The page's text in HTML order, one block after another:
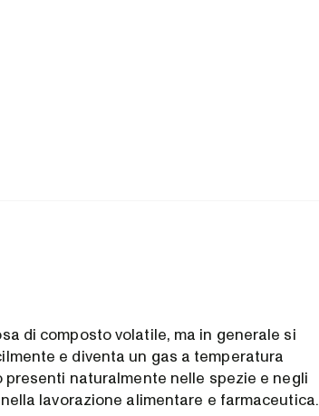
di composto volatile, ma in generale si
e diventa un gas a temperatura
naturalmente nelle spezie e negli
lavorazione alimentare e farmaceutica.